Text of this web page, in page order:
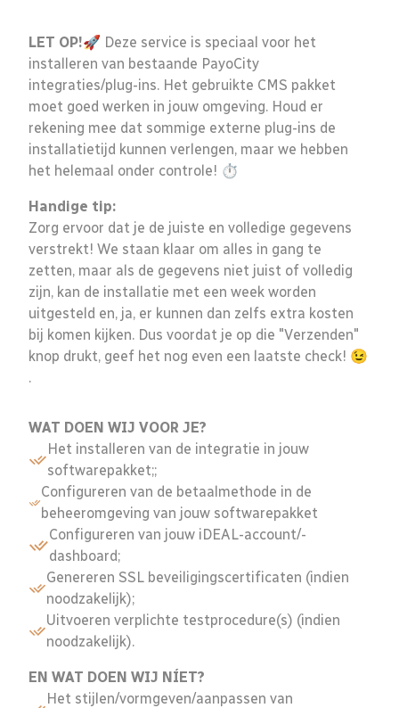
LET OP!🚀 Deze service is speciaal voor het
installeren van bestaande PayoCity
integraties/plug-ins. Het gebruikte CMS pakket
moet goed werken in jouw omgeving. Houd er
rekening mee dat sommige externe plug-ins de
installatietijd kunnen verlengen, maar we hebben
het helemaal onder controle! ⏱️
Handige tip:
Zorg ervoor dat je de juiste en volledige gegevens
verstrekt! We staan klaar om alles in gang te
zetten, maar als de gegevens niet juist of volledig
zijn, kan de installatie met een week worden
uitgesteld en, ja, er kunnen dan zelfs extra kosten
bij komen kijken. Dus voordat je op die "Verzenden"
knop drukt, geef het nog even een laatste check! 😉
.
WAT DOEN WIJ VOOR JE?
Het installeren van de integratie in jouw
softwarepakket;;
Configureren van de betaalmethode in de
beheeromgeving van jouw softwarepakket
Configureren van jouw iDEAL-account/-
dashboard;
Genereren SSL beveiligingscertificaten (indien
noodzakelijk);
Uitvoeren verplichte testprocedure(s) (indien
noodzakelijk).
EN WAT DOEN WIJ NÍET?
Het stijlen/vormgeven/aanpassen van